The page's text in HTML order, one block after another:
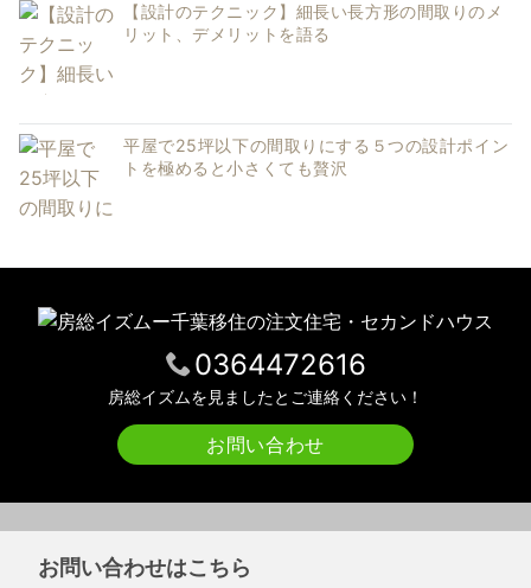
【設計のテクニック】細長い長方形の間取りのメ
リット、デメリットを語る
平屋で25坪以下の間取りにする５つの設計ポイン
トを極めると小さくても贅沢
0364472616
房総イズムを見ましたとご連絡ください！
お問い合わせ
お問い合わせはこちら